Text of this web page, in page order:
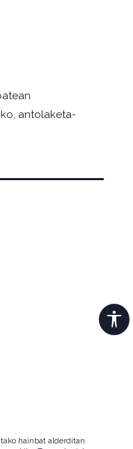
antolaketa-
hainbat alderditan